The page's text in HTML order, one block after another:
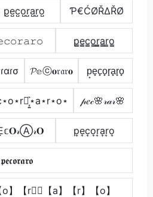
p̺e̺c̺o̺r̺a̺r̺o̺ Ƥ€ĆØŘΔŘØ
p̳e̳c̳o̳r̳̲a̳r̳o̳
𝓟𝕖ⓒ𝐨𝔯𝔞𝔯𝐨 p̟e̟c̟o̟r̟a̟r̟o̟
𝓅𝑒𝒸🌸𝓇𝒶𝓇🌸
p͎e͎c͎o͎r͎a͎r͎o͎
𝖕𝖊𝖈𝖔𝖗𝖆𝖗𝖔
】【r】⃣【a】【r】【o】